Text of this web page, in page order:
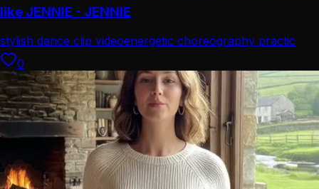
like JENNIE - JENNIE
stylish dance clip videoenergetic choreography practic
0